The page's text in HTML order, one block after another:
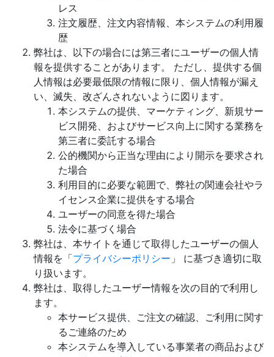
レス
注文履歴、注文内容情報、本システムの利用履
歴
弊社は、以下の場合には第三者にユーザーの個人情
報を提供することがあります。 ただし、提供する個
人情報は必要最低限の情報に限り、個人情報が漏え
い、滅失、改ざんされないように図ります。
本システムの提供、マーケティング、新規サー
ビス開発、およびサービス向上に関する業務を
第三者に委託する場合
公的機関から正当な理由により開示を要求され
た場合
利用目的に必要な範囲で、弊社の関連会社やラ
イセンス企業に提供をする場合
ユーザーの同意を得た場合
法令に基づく場合
弊社は、本サイトを通じて取得したユーザーの個人
情報を「プライバシーポリシー 」 に基づき適切に取
り扱います。
弊社は、取得したユーザー情報を次の目的で利用し
ます。
本サービス提供、ご注文の確認、ご利用に関す
るご連絡のため
本システムを導入している事業者の商品および